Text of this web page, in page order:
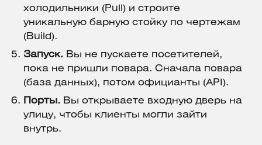
холодильники (Pull) и строите
уникальную барную стойку по чертежам
(Build).
Запуск. Вы не пускаете посетителей,
пока не пришли повара. Сначала повара
(база данных), потом официанты (API).
Порты. Вы открываете входную дверь на
улицу, чтобы клиенты могли зайти
внутрь.